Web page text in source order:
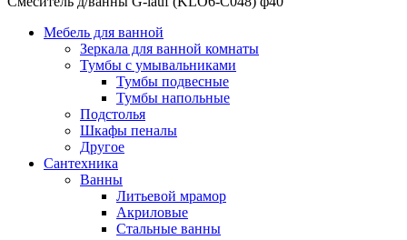
Мебель для ванной
Зеркала для ванной комнаты
Тумбы с умывальниками
Тумбы подвесные
Тумбы напольные
Подстолья
Шкафы пеналы
Другое
Сантехника
Ванны
Литьевой мрамор
Акриловые
Стальные ванны